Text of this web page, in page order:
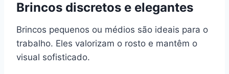
Brincos discretos e elegantes
Brincos pequenos ou médios são ideais para o
trabalho. Eles valorizam o rosto e mantêm o
visual sofisticado.